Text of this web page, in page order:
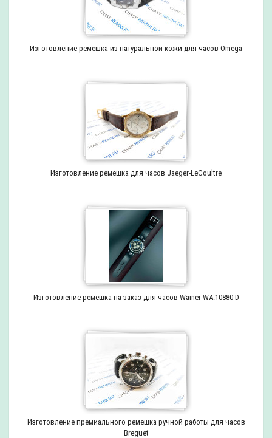
Изготовление ремешка из натуральной кожи для часов Omega
Изготовление ремешка для часов Jaeger-LeCoultre
Изготовление ремешка на заказ для часов Wainer WA.10880-D
Изготовление премиального ремешка ручной работы для часов
Breguet